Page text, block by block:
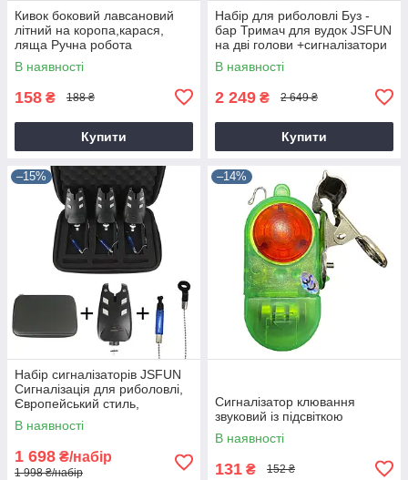
Кивок боковий лавсановий
літний на коропа,карася,
ляща Ручна робота
В наявності
158 ₴ 188 ₴
Купити
Набір для риболовлі Буз -
бар Тримач для вудок JSFUN
на дві голови +сигналізатори
+ сумка
В наявності
2 249 ₴ 2 649 ₴
Купити
–15%
Набір сигналізаторів JSFUN
Сигналізація для риболовлі,
Європейський стиль,
3+3+Коробка
В наявності
1 698 ₴/набір
1 998 ₴/набір
–14%
Сигналізатор клювання
звуковий із підсвіткою
В наявності
131 ₴ 152 ₴